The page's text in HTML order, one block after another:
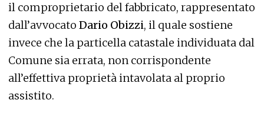
il comproprietario del fabbricato, rappresentato
dall’avvocato Dario Obizzi, il quale sostiene
invece che la particella catastale individuata dal
Comune sia errata, non corrispondente
all’effettiva proprietà intavolata al proprio
assistito.